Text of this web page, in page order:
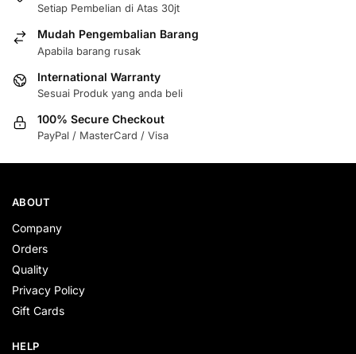
Setiap Pembelian di Atas 30jt
Mudah Pengembalian Barang
Apabila barang rusak
International Warranty
Sesuai Produk yang anda beli
100% Secure Checkout
PayPal / MasterCard / Visa
ABOUT
Company
Orders
Quality
Privacy Policy
Gift Cards
HELP